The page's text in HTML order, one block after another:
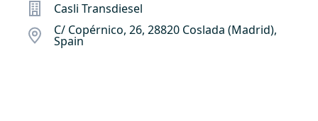
Casli Transdiesel
C/ Copérnico, 26, 28820 Coslada (Madrid),
Spain